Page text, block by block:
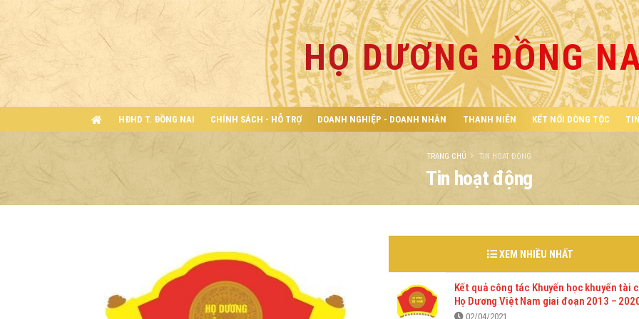
HỌ DƯƠNG ĐỒNG
HĐHD T. ĐỒNG NAI CHÍNH SÁCH - HỖ TRỢ DOANH NGHIỆP - DOANH NHÂN THANH NIÊN KẾT NỐI DÒNG TỘC
Tin hoạt động
TRANG CHỦ TIN HOẠT ĐỘNG
XEM NHIỀU NHẤT
Kết quả công tác Khuyến học khuyến tài
Họ Dương Việt Nam giai đoạn 2013 –
02/04/2021